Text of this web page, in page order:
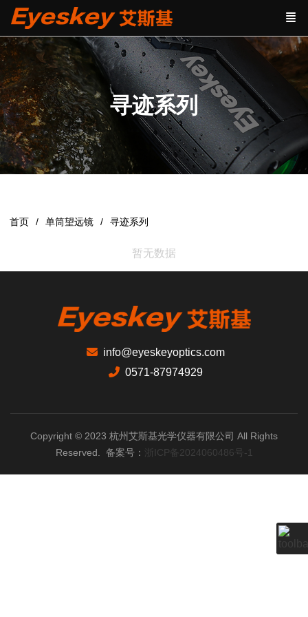
寻迹系列
首页 单筒望远镜 寻迹系列
暂无数据
info@eyeskeyoptics.com
0571-87974929
Copyright © 2023 杭州艾斯基光学仪器有限公司 All Rights
Reserved. 备案号： 浙ICP备2024060486号-1